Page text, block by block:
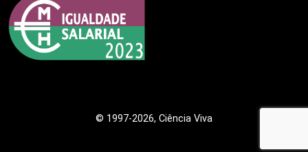
© 1997-2026, Ciência Viva